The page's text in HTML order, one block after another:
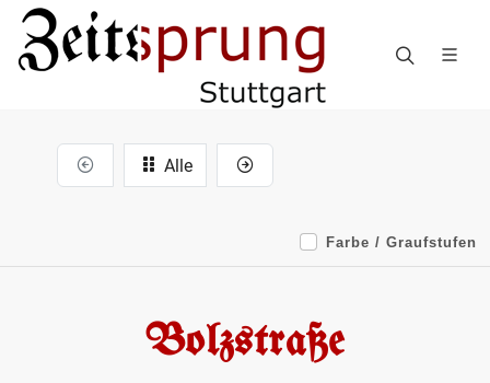
Alle
Farbe / Graufstufen
Bolzstraße